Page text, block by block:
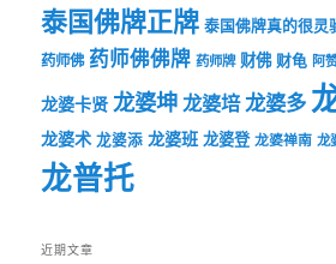
泰国佛牌正牌 泰国佛牌真的很灵
药师佛 药师佛佛牌 药师牌 财佛 财龟 阿
龙婆卡贤 龙婆坤龙婆培龙婆多
龙婆术 龙婆添 龙婆班 龙婆登 龙婆禅南 龙
龙普托
近期文章